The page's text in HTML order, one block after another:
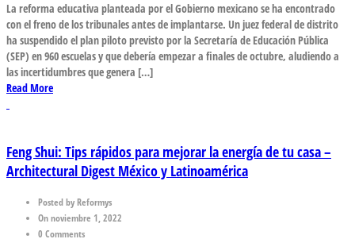
La reforma educativa planteada por el Gobierno mexicano se ha encontrado
con el freno de los tribunales antes de implantarse. Un juez federal de distrito
ha suspendido el plan piloto previsto por la Secretaría de Educación Pública
(SEP) en 960 escuelas y que debería empezar a finales de octubre, aludiendo a
las incertidumbres que genera […]
Read More
Feng Shui: Tips rápidos para mejorar la energía de tu casa –
Architectural Digest México y Latinoamérica
Posted by Reformys
On noviembre 1, 2022
0 Comments